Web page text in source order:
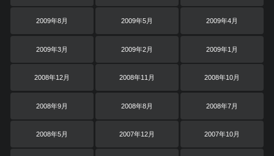
2009年8月 2009年5月 2009年4月
2009年3月 2009年2月 2009年1月
2008年12月 2008年11月 2008年10月
2008年9月 2008年8月 2008年7月
2008年5月 2007年12月 2007年10月